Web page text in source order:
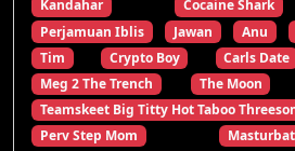
Kandahar
Cocaine Shark
Perjamuan Iblis
Jawan Anu
Tim
Crypto Boy Carls Date
Meg 2 The Trench
The Moon
Teamskeet Big Titty Hot Taboo
Perv Step Mom